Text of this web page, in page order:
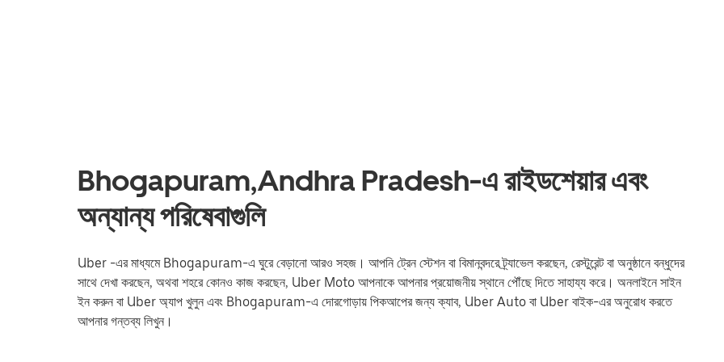
Bhogapuram,Andhra Pradesh-এ রাইডশেয়ার এবং
অন্যান্য পরিষেবাগুলি
Uber -এর মাধ্যমে Bhogapuram-এ ঘুরে বেড়ানো আরও সহজ। আপনি ট্রেন স্টেশন বা বিমানবন্দরে ট্র্যাভেল করছেন, রেস্টুরেন্ট বা অনুষ্ঠানে বন্ধুদের
সাথে দেখা করছেন, অথবা শহরে কোনও কাজ করছেন, Uber Moto আপনাকে আপনার প্রয়োজনীয় স্থানে পৌঁছে দিতে সাহায্য করে। অনলাইনে সাইন
ইন করুন বা Uber অ্যাপ খুলুন এবং Bhogapuram-এ দোরগোড়ায় পিকআপের জন্য ক্যাব, Uber Auto বা Uber বাইক-এর অনুরোধ করতে
আপনার গন্তব্য লিখুন।